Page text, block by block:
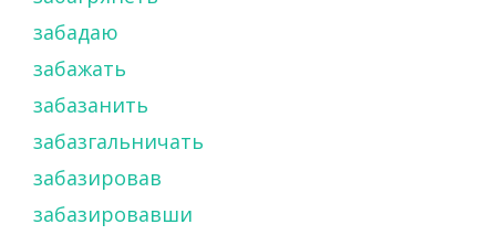
забадаю
забажать
забазанить
забазгальничать
забазировав
забазировавши